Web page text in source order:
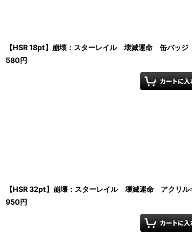
【HSR 18pt】崩壊：スターレイル 壊滅運命 缶バッジ
580円
【HSR 32pt】崩壊：スターレイル 壊滅運命 アクリル
950円